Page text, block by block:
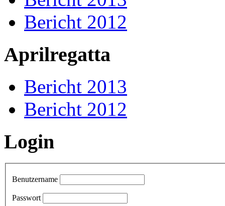
Bericht 2012
Aprilregatta
Bericht 2013
Bericht 2012
Login
Benutzername
Passwort